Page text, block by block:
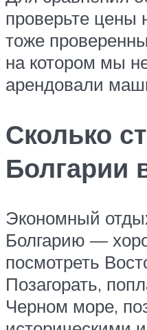
проверьте цены
тоже
на котором мы
арендовали
Сколько
Болгарии
Экономный
Болгарию —
посмотреть
Позагорать,
Черном море,